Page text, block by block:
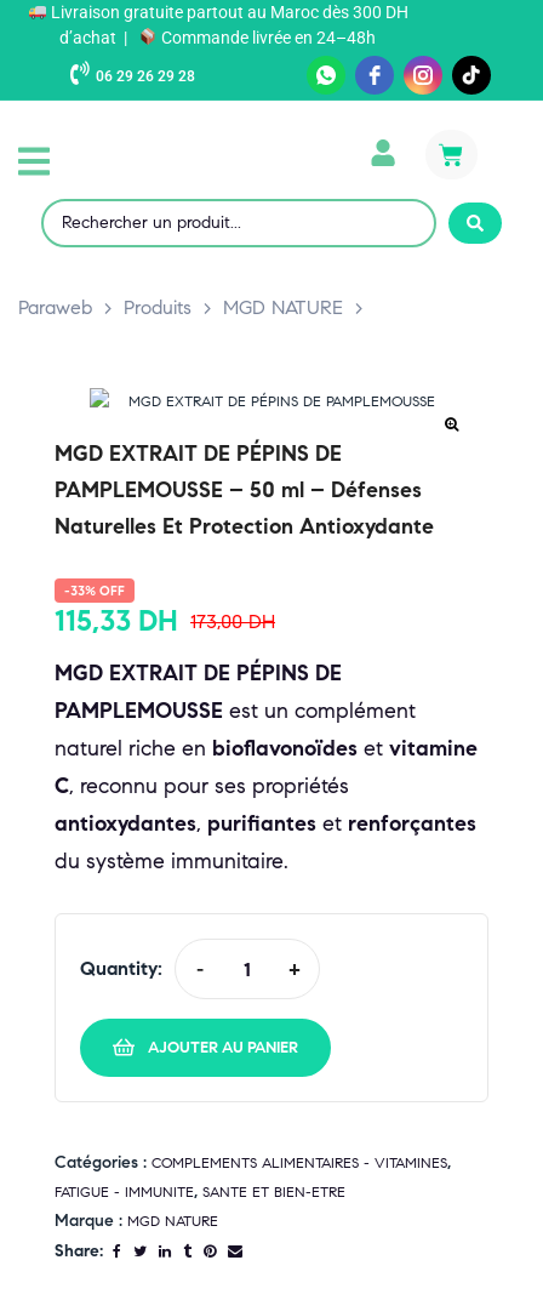
Livraison gratuite partout au Maroc dès 300 DH
d’achat |
Commande livrée en 24–48h
06 29 26 29 28
Paraweb > Produits > MGD NATURE >
MGD EXTRAIT DE PÉPINS DE
PAMPLEMOUSSE – 50 ml – Défenses
Naturelles Et Protection Antioxydante
-33% OFF
173,00DH
115,33 DH
MGD EXTRAIT DE PÉPINS DE
PAMPLEMOUSSE est un complément
naturel riche en bioflavonoïdes et vitamine
C, reconnu pour ses propriétés
antioxydantes, purifiantes et renforçantes
du système immunitaire.
Quantity: - +
AJOUTER AU PANIER
Catégories : COMPLEMENTS ALIMENTAIRES - VITAMINES,
FATIGUE - IMMUNITE, SANTE ET BIEN-ETRE
Marque : MGD NATURE
Share: